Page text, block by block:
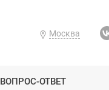
Москва
ВОПРОС-ОТВЕТ